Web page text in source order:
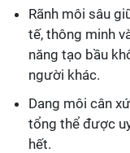
Rãnh môi sâu
tế, thông minh
năng tạo bầu
người khác.
Dang môi cân
tổng thể được
hết.